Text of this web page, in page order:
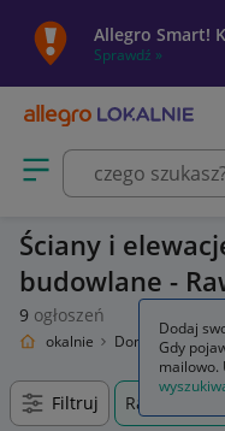
Allegro Smart!
Sprawdź »
Otwórz menu z
Ściany i
budowlane -
9 ogłoszeń
Lokalnie Dom i Ogród
Filtruj Rawa
Dodaj
Gdy
mailowo.